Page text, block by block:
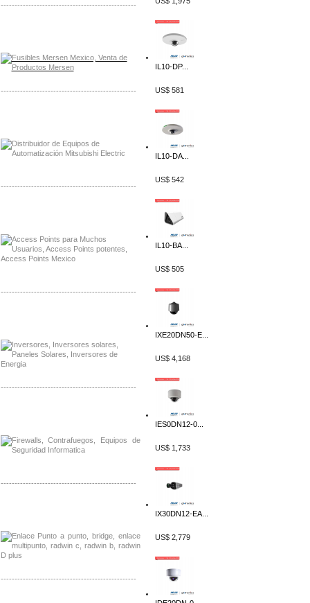
-------------------------------------------------
-------------------------------------------------
-------------------------------------------------
-------------------------------------------------
-------------------------------------------------
-------------------------------------------------
-------------------------------------------------
IL10-DP...
US$ 581
IL10-DA...
US$ 542
IL10-BA...
US$ 505
IXE20DN50-E...
US$ 4,168
IES0DN12-0...
US$ 1,733
IX30DN12-EA...
US$ 2,779